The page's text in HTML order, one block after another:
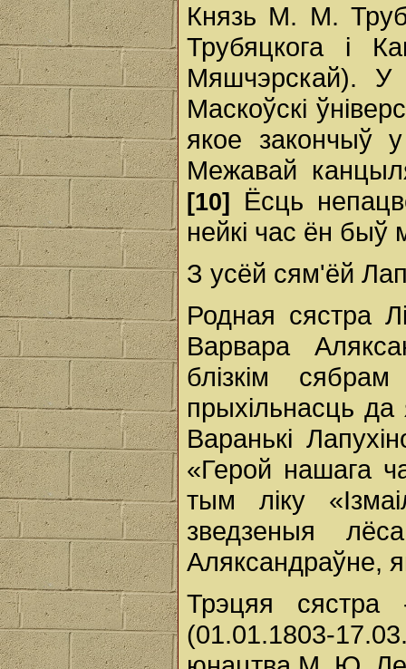
Князь М. М.
Трубяцкога і
Мяшчэрскай). У
Маскоўскі
якое закончыў
Межавай
[10]
Ёсць
нейкі час ён быў
З усёй сям'ёй
Родная сястра
Варвара
блізкім
прыхільнасць
Варанькі
«Герой нашага
тым ліку
зведзеныя
Аляксандраўне,
Трэцяя сястра
(01.01.1803-